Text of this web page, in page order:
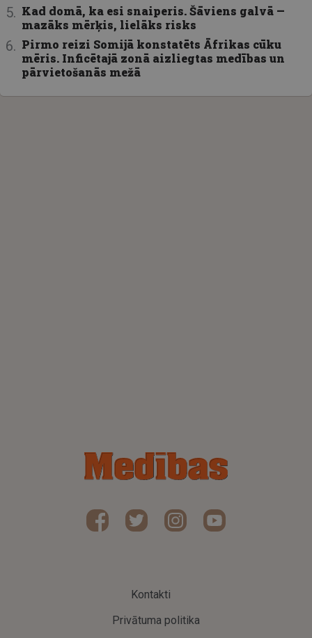
Kad domā, ka esi snaiperis. Šāviens galvā —
mazāks mērķis, lielāks risks
Pirmo reizi Somijā konstatēts Āfrikas cūku
mēris. Inficētajā zonā aizliegtas medības un
pārvietošanās mežā
Kontakti
Privātuma politika